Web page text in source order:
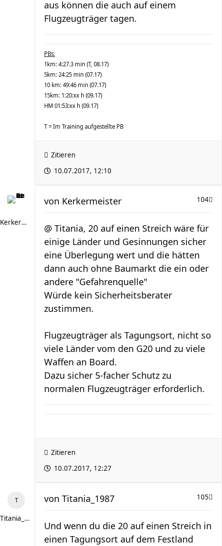
aus können die auch auf einem
Flugzeugträger tagen.
PBs:
1km: 4:27.3 min (T, 08.17)
5km: 24:25 min (07.17)
10 km: 49:46 min (07.17)
15km: 1:20:xx h (09.17)
HM 01:53:xx h (09.17)
T = Im Training aufgestellte PB
Zitieren
10.07.2017, 12:10
Kerkermeister
104
von Kerkermeister
@ Titania, 20 auf einen Streich wäre für
einige Länder und Gesinnungen sicher
eine Überlegung wert und die hätten
dann auch ohne Baumarkt die ein oder
andere "Gefahrenquelle"
Würde kein Sicherheitsberater
zustimmen.
Flugzeugträger als Tagungsort, nicht so
viele Länder vom den G20 und zu viele
Waffen an Board.
Dazu sicher 5-facher Schutz zu
normalen Flugzeugträger erforderlich.
Zitieren
10.07.2017, 12:27
Titania_1987
105
von Titania_1987
Und wenn du die 20 auf einen Streich in
einen Tagungsort auf dem Festland